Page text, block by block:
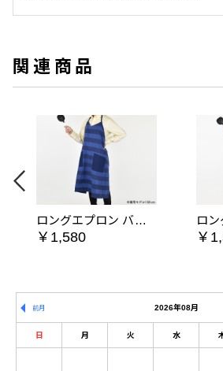
関連商品
ロングエプロン バンピーボーダー ネイビー
￥1,580 ￥
2026年08月
前月
日 月 火 水